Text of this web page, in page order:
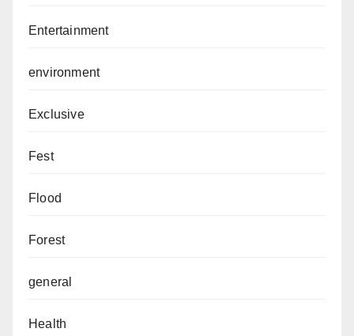
Entertainment
environment
Exclusive
Fest
Flood
Forest
general
Health